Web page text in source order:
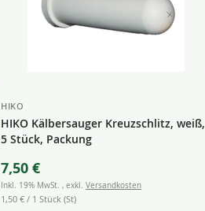
HIKO
HIKO Kälbersauger Kreuzschlitz, weiß,
5 Stück, Packung
7,50 €
Inkl. 19% MwSt.,exkl.Versandkosten
1,50 € / 1 Stück (St)